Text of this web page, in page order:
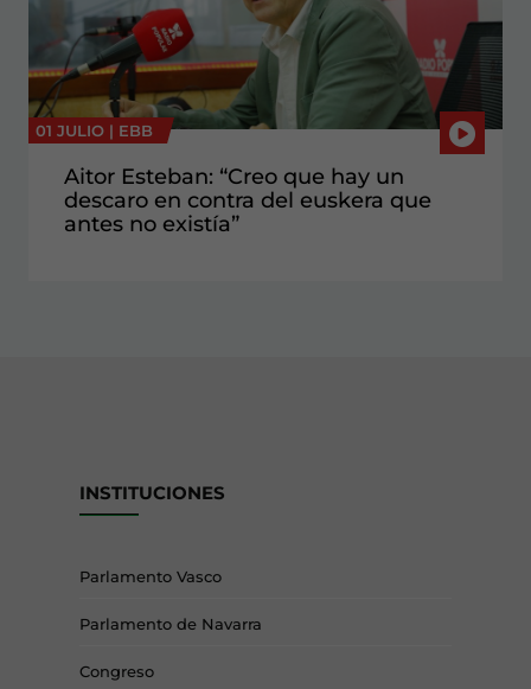
01 JULIO | EBB
Aitor Esteban: “Creo que hay un
descaro en contra del euskera que
antes no existía”
INSTITUCIONES
Parlamento Vasco
Parlamento de Navarra
Congreso